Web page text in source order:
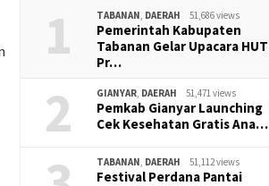
1 TABANAN, DAERAH 51,686 views
Pemerintah Kabupaten
Tabanan Gelar Upacara HUT
Pr…
2 GIANYAR, DAERAH 51,471 views
Pemkab Gianyar Launching
Cek Kesehatan Gratis Ana…
TABANAN, DAERAH 51,112 views
Festival Perdana Pantai